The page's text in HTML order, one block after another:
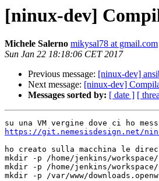
[ninux-dev]
Michele Salerno mikysal78 at gmail.com
Sun Jan 22 18:18:06 CET 2017
Previous message: [ninux-dev]
Next message: [ninux-dev]
Messages sorted by: [ date ] [
https://git.nemesisdesign.net/
ho creato sulla macchina le
mkdir -p /home/jenkins/
mkdir -p /home/jenkins/
mkdir -p /var/www/